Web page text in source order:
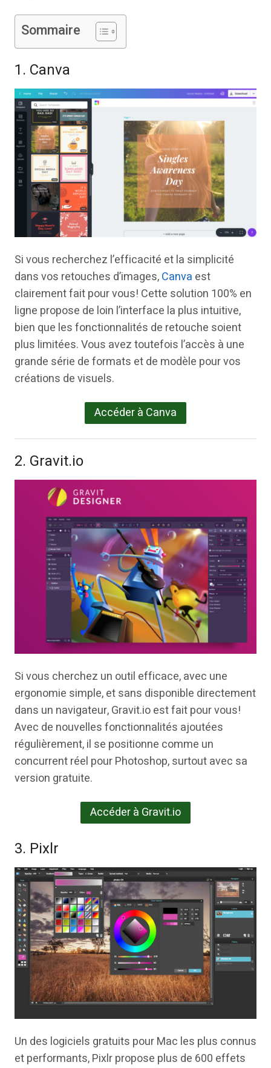
Sommaire
1. Canva
Si vous recherchez l’efficacité et la simplicité
dans vos retouches d’images,Canva est
clairement fait pour vous! Cette solution 100% en
ligne propose de loin l’interface la plus intuitive,
bien que les fonctionnalités de retouche soient
plus limitées. Vous avez toutefois l’accès à une
grande série de formats et de modèle pour vos
créations de visuels.
Accéder à Canva
2. Gravit.io
Si vous cherchez un outil efficace, avec une
ergonomie simple, et sans disponible directement
dans un navigateur, Gravit.io est fait pour vous!
Avec de nouvelles fonctionnalités ajoutées
régulièrement, il se positionne comme un
concurrent réel pour Photoshop, surtout avec sa
version gratuite.
Accéder à Gravit.io
3. Pixlr
Un des logiciels gratuits pour Mac les plus connus
et performants, Pixlr propose plus de 600 effets